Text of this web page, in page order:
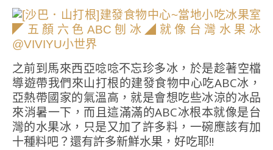
之前到馬來西亞唸唸不忘珍多冰，於是趁著空檔
導遊帶我們來山打根的建發食物中心吃ABC冰，
亞熱帶國家的氣溫高，就是會想吃些冰涼的冰品
來消暑一下，而且這滿滿的ABC冰根本就像是台
灣的水果冰，只是又加了許多料，一碗應該有加
十種料吧？還有許多新鮮水果，好吃耶!!